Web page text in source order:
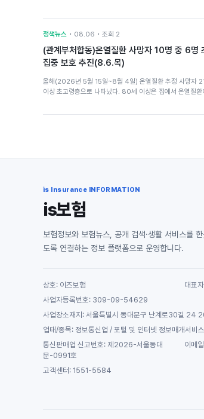
정책뉴스 • 08.06 • 조회 2
(관계부처합동)온열질환 사망자 10명 중 6명
집중 보호 추진(8.6.목)
올해(2026년 5월 15일~8월 4일) 온열질환 추정 사망자
이상 초고령층으로 나타났다. 80세 이상은 집에서 온열질환
is Insurance INFORMATION
is보험
보험정보와 보험뉴스, 공개 검색·생활 서비스를
도록 연결하는 정보 플랫폼으로 운영합니다.
상호: 이즈보험
대표
사업자등록번호: 309-09-54629
사업장소재지: 서울특별시 동대문구 난계로30길 24
업태/종목: 정보통신업 / 포털 및 인터넷 정보매개서비
통신판매업 신고번호: 제2026-서울동대
문-0991호
이메
고객센터: 1551-5584